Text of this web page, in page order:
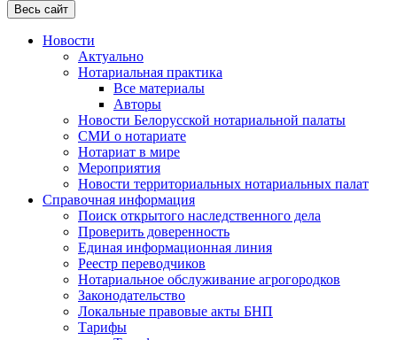
Весь сайт
Новости
Актуально
Нотариальная практика
Все материалы
Авторы
Новости Белорусской нотариальной палаты
СМИ о нотариате
Нотариат в мире
Мероприятия
Новости территориальных нотариальных палат
Справочная информация
Поиск открытого наследственного дела
Проверить доверенность
Единая информационная линия
Реестр переводчиков
Нотариальное обслуживание агрогородков
Законодательство
Локальные правовые акты БНП
Тарифы